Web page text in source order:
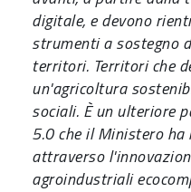
digitale, e devono
strumenti a sostegno
territori. Territori che
un'agricoltura
sociali. È un ulteriore
5.0 che il Ministero
attraverso
agroindustriali